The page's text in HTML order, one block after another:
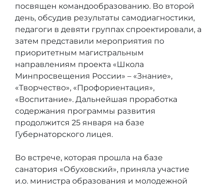
посвящен командообразованию. Во второй
день, обсудив результаты самодиагностики,
педагоги в девяти группах спроектировали, а
затем представили мероприятия по
приоритетным магистральным
направлениям проекта «Школа
Минпросвещения России» – «Знание»,
«Творчество», «Профориентация»,
«Воспитание». Дальнейшая проработка
содержания программы развития
продолжится 25 января на базе
Губернаторского лицея.
Во встрече, которая прошла на базе
санатория «Обуховский», приняла участие
и.о. министра образования и молодежной